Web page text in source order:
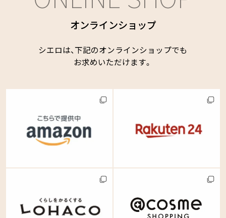
オンラインショップ
シエロは、下記のオンラインショップでも
お求めいただけます。